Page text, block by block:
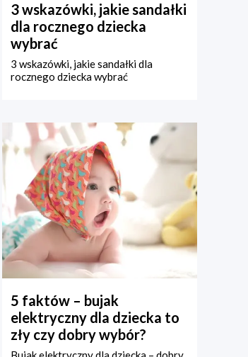
3 wskazówki, jakie sandałki
dla rocznego dziecka
wybrać
3 wskazówki, jakie sandałki dla
rocznego dziecka wybrać
5 faktów – bujak
elektryczny dla dziecka to
zły czy dobry wybór?